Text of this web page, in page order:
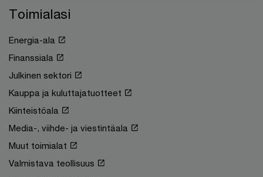
Toimialasi
Energia-ala
Finanssiala
Julkinen sektori
Kauppa ja kuluttajatuotteet
Kiinteistöala
Media-, viihde- ja viestintäala
Muut toimialat
Valmistava teollisuus